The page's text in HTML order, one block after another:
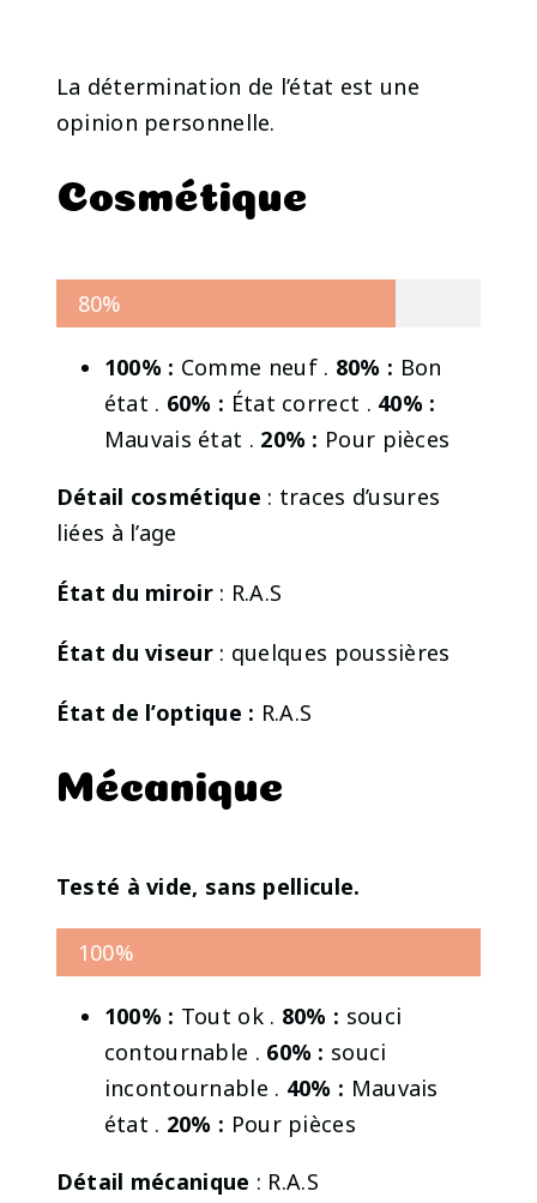
La détermination de l’état est une
opinion personnelle.
Cosmétique
80%
100% : Comme neuf . 80% : Bon
état . 60% : État correct . 40% :
Mauvais état . 20% : Pour pièces
Détail cosmétique : traces d’usures
liées à l’age
État du miroir: R.A.S
État du viseur: quelques poussières
État de l’optique : R.A.S
Mécanique
Testé à vide, sans pellicule.
100%
100% : Tout ok . 80% : souci
contournable . 60% : souci
incontournable . 40% : Mauvais
état . 20% : Pour pièces
Détail mécanique : R.A.S